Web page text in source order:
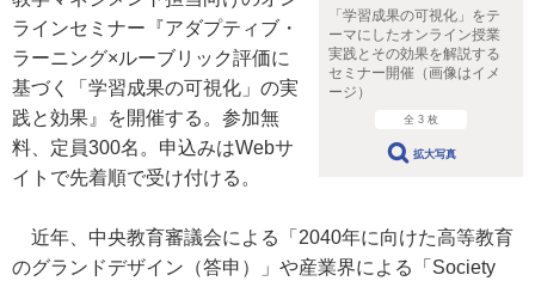
「学習成果の可視化」をテ
ーマにしたオンライン授業
実践とその効果を解説する
セミナー開催（画像はイメ
ージ）
全 3 枚
拡大写真
ラインセミナー『アダプティブ・
ラーニング×ルーブリック評価に
基づく「学習成果の可視化」の実
践と効果』を開催する。参加無
料、定員300名。申込みはWebサ
イトで先着順で受け付ける。
近年、中央教育審議会による「2040年に向けた高等教育
のグランドデザイン（答申）」や産業界による「Society